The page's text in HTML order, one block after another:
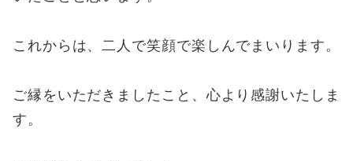
これからは、二人で笑顔で楽しんでまいります。
ご縁をいただきましたこと、心より感謝いたしま
す。